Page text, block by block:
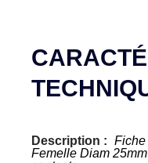
Description : Fiche
Femelle Diam